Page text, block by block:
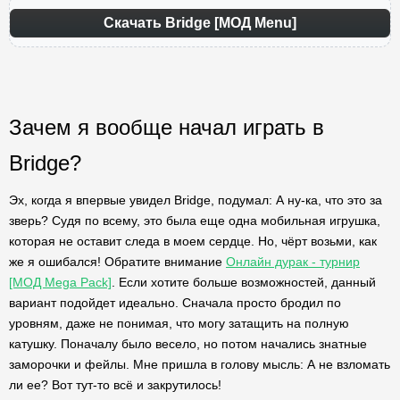
Скачать Bridge [МОД Menu]
Зачем я вообще начал играть в
Bridge?
Эх, когда я впервые увидел Bridge, подумал: А ну-ка, что это за
зверь? Судя по всему, это была еще одна мобильная игрушка,
которая не оставит следа в моем сердце. Но, чёрт возьми, как
же я ошибался! Обратите внимание Онлайн дурак - турнир
[МОД Mega Pack] . Если хотите больше возможностей, данный
вариант подойдет идеально. Сначала просто бродил по
уровням, даже не понимая, что могу затащить на полную
катушку. Поначалу было весело, но потом начались знатные
заморочки и фейлы. Мне пришла в голову мысль: А не взломать
ли ее? Вот тут-то всё и закрутилось!